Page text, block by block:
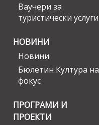
Ваучери за
туристически услуги
НОВИНИ
Новини
Бюлетин Култура на
фокус
ПРОГРАМИ И
ПРОЕКТИ